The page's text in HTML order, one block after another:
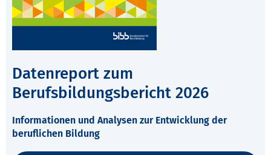
Datenreport zum
Berufsbildungsbericht 2026
Informationen und Analysen zur Entwicklung der
beruflichen Bildung